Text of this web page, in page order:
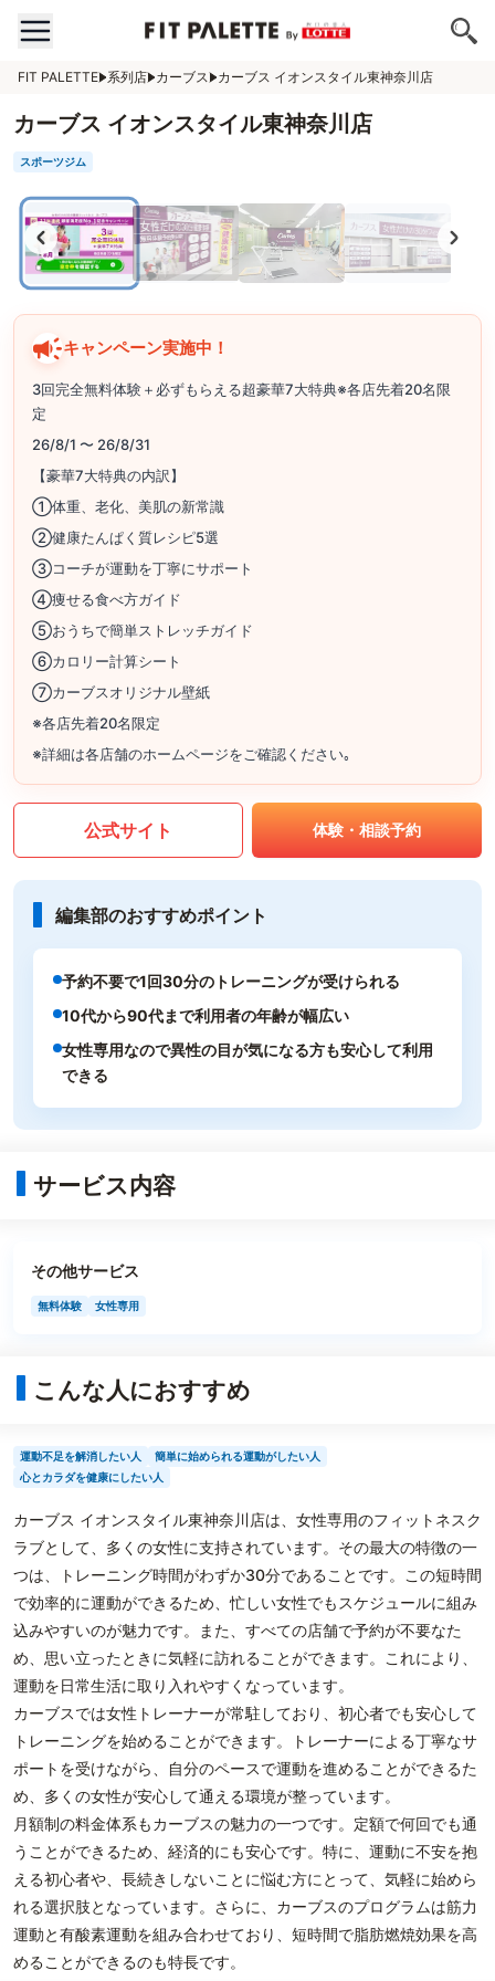
FIT PALETTE 系列店 カーブス カーブス イオンスタイル東神奈川店
カーブス イオンスタイル東神奈川店
スポーツジム
キャンペーン実施中！
3回完全無料体験＋必ずもらえる超豪華7大特典※各店先着20名限
定
26/8/1 〜 26/8/31
【豪華7大特典の内訳】
①体重、老化、美肌の新常識
②健康たんぱく質レシピ5選
③コーチが運動を丁寧にサポート
④痩せる食べ方ガイド
⑤おうちで簡単ストレッチガイド
⑥カロリー計算シート
⑦カーブスオリジナル壁紙
※各店先着20名限定
※詳細は各店舗のホームページをご確認ください｡
公式サイト 体験・相談予約
編集部のおすすめポイント
予約不要で1回30分のトレーニングが受けられる
10代から90代まで利用者の年齢が幅広い
女性専用なので異性の目が気になる方も安心して利用
できる
サービス内容
その他サービス
無料体験 女性専用
こんな人におすすめ
運動不足を解消したい人
簡単に始められる運動がしたい人
心とカラダを健康にしたい人
カーブス イオンスタイル東神奈川店は、女性専用のフィットネスク
ラブとして、多くの女性に支持されています。その最大の特徴の一
つは、トレーニング時間がわずか30分であることです。この短時間
で効率的に運動ができるため、忙しい女性でもスケジュールに組み
込みやすいのが魅力です。また、すべての店舗で予約が不要なた
め、思い立ったときに気軽に訪れることができます。これにより、
運動を日常生活に取り入れやすくなっています。
カーブスでは女性トレーナーが常駐しており、初心者でも安心して
トレーニングを始めることができます。トレーナーによる丁寧なサ
ポートを受けながら、自分のペースで運動を進めることができるた
め、多くの女性が安心して通える環境が整っています。
月額制の料金体系もカーブスの魅力の一つです。定額で何回でも通
うことができるため、経済的にも安心です。特に、運動に不安を抱
える初心者や、長続きしないことに悩む方にとって、気軽に始めら
れる選択肢となっています。さらに、カーブスのプログラムは筋力
運動と有酸素運動を組み合わせており、短時間で脂肪燃焼効果を高
めることができるのも特長です。